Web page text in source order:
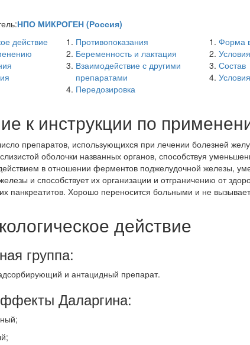
НПО МИКРОГЕН (Россия)
действие
Противопоказания
Беременность и лактация
Взаимодействие с другими
препаратами
Передозировка
Форма
Состав
к инструкции по
препаратов, использующихся при лечении болезней
оболочки названных органов, способствуя
в отношении ферментов поджелудочной железы,
и способствует их организации и отграничению от
панкреатитов. Хорошо переносится больными и не
действие
группа:
и антацидный препарат.
Даларгина: